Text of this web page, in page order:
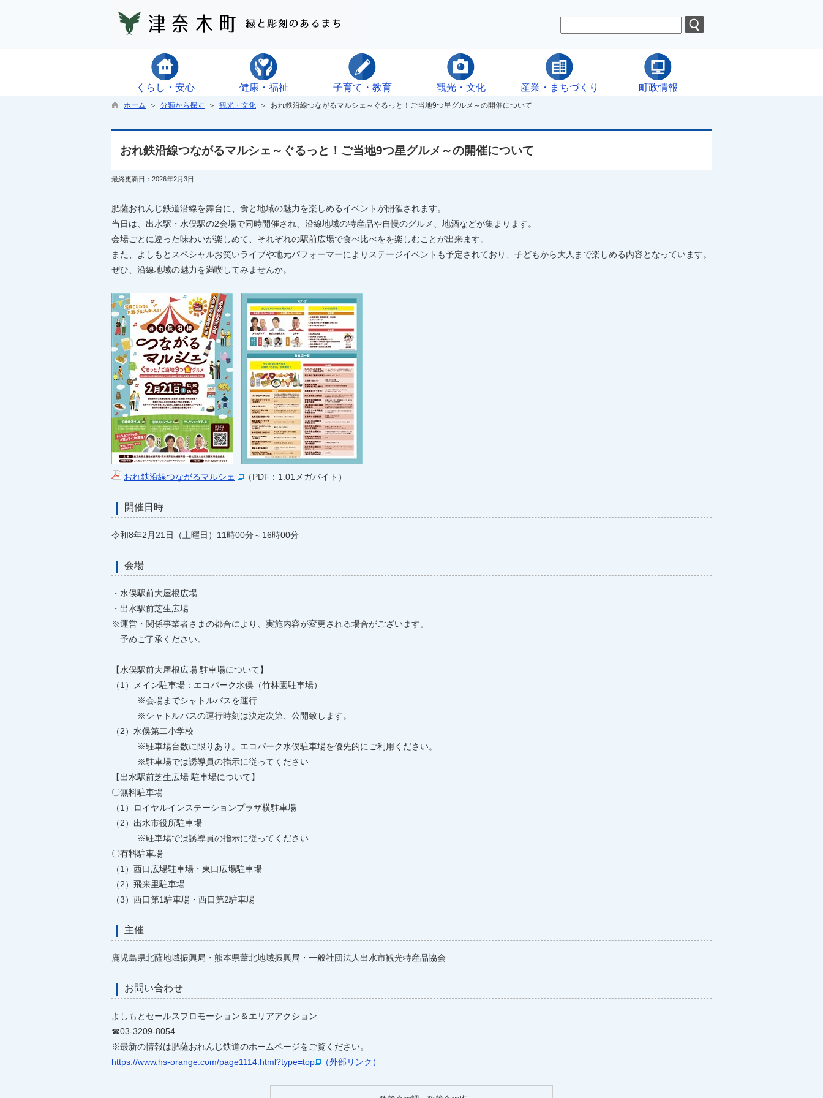
くらし・安心 健康・福祉 子育て・教育 観光・文化 産業・まちづくり 町政情報
ホーム ＞ 分類から探す ＞ 観光・文化 ＞ おれ鉄沿線つながるマルシェ～ぐるっと！ご当地9つ星グルメ～の開催について
おれ鉄沿線つながるマルシェ～ぐるっと！ご当地9つ星グルメ～の開催について
最終更新日：2026年2月3日
肥薩おれんじ鉄道沿線を舞台に、食と地域の魅力を楽しめるイベントが開催されます。
当日は、出水駅・水俣駅の2会場で同時開催され、沿線地域の特産品や自慢のグルメ、地酒などが集まります。
会場ごとに違った味わいが楽しめて、それぞれの駅前広場で食べ比べをを楽しむことが出来ます。
また、よしもとスペシャルお笑いライブや地元パフォーマーによりステージイベントも予定されており、子どもから大人まで楽しめる内容となっています。
ぜひ、沿線地域の魅力を満喫してみませんか。
おれ鉄沿線つながるマルシェ （PDF：1.01メガバイト）
開催日時
令和8年2月21日（土曜日）11時00分～16時00分
会場
・水俣駅前大屋根広場
・出水駅前芝生広場
※運営・関係事業者さまの都合により、実施内容が変更される場合がございます。
予めご了承ください。
【水俣駅前大屋根広場 駐車場について】
（1）メイン駐車場：エコパーク水俣（竹林園駐車場）
※会場までシャトルバスを運行
※シャトルバスの運行時刻は決定次第、公開致します。
（2）水俣第二小学校
※駐車場台数に限りあり。エコパーク水俣駐車場を優先的にご利用ください。
※駐車場では誘導員の指示に従ってください
【出水駅前芝生広場 駐車場について】
〇無料駐車場
（1）ロイヤルインステーションプラザ横駐車場
（2）出水市役所駐車場
※駐車場では誘導員の指示に従ってください
〇有料駐車場
（1）西口広場駐車場・東口広場駐車場
（2）飛来里駐車場
（3）西口第1駐車場・西口第2駐車場
主催
鹿児島県北薩地域振興局・熊本県葦北地域振興局・一般社団法人出水市観光特産品協会
お問い合わせ
よしもとセールスプロモーション＆エリアアクション
☎03-3209-8054
※最新の情報は肥薩おれんじ鉄道のホームページをご覧ください。
https://www.hs-orange.com/page1114.html?type=top
（外部リンク）